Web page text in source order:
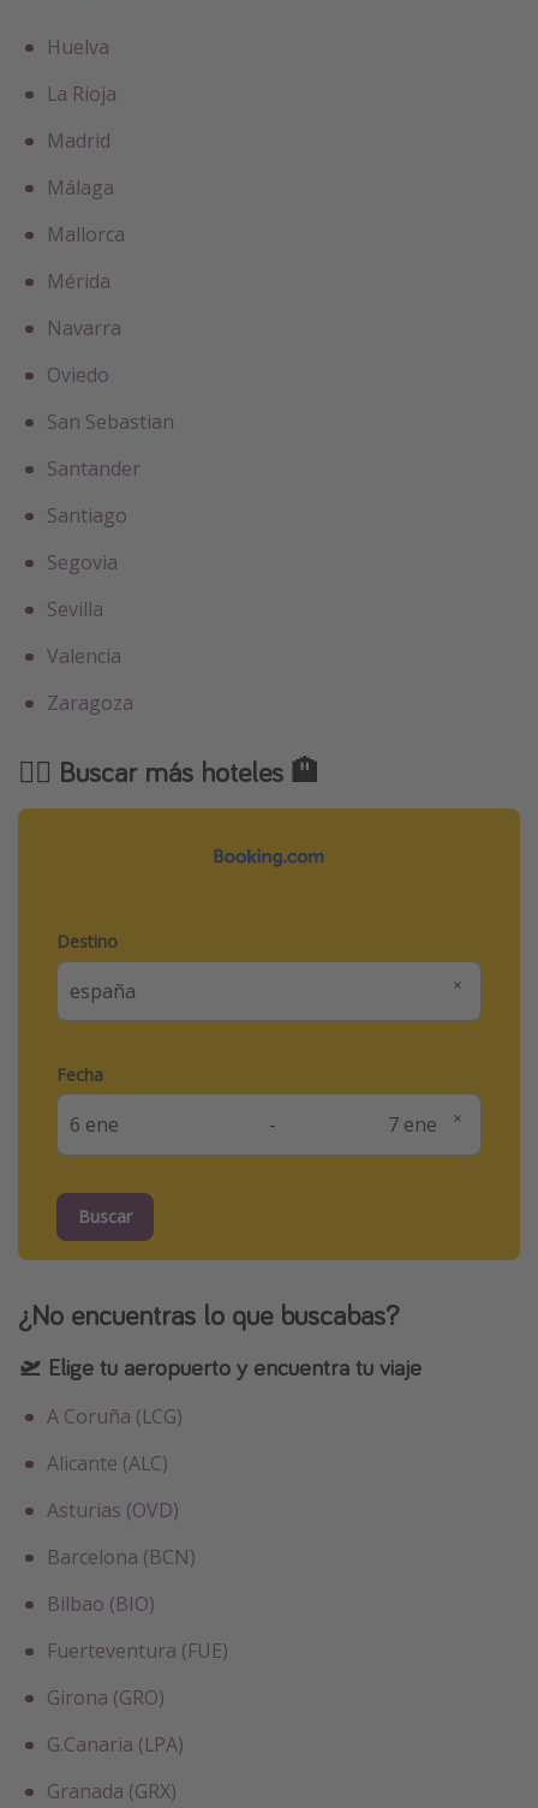
Huelva
La Rioja
Madrid
Málaga
Mallorca
Mérida
Navarra
Oviedo
San Sebastian
Santander
Santiago
Segovia
Sevilla
Valencia
Zaragoza
🕵️‍♂️ Buscar más hoteles 🏨
Destino
Fecha
-
Buscar
¿No encuentras lo que buscabas?
🛫 Elige tu aeropuerto y encuentra tu viaje
A Coruña (LCG)
Alicante (ALC)
Asturias (OVD)
Barcelona (BCN)
Bilbao (BIO)
Fuerteventura (FUE)
Girona (GRO)
G.Canaria (LPA)
Granada (GRX)